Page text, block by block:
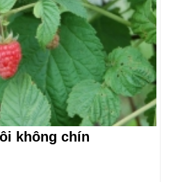
không chín